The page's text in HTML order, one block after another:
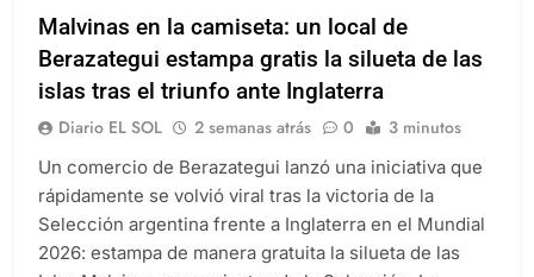
Malvinas en la camiseta: un local de
Berazategui estampa gratis la silueta de las
islas tras el triunfo ante Inglaterra
Diario EL SOL 2 semanas atrás 0 3 minutos
Un comercio de Berazategui lanzó una iniciativa que
rápidamente se volvió viral tras la victoria de la
Selección argentina frente a Inglaterra en el Mundial
2026: estampa de manera gratuita la silueta de las